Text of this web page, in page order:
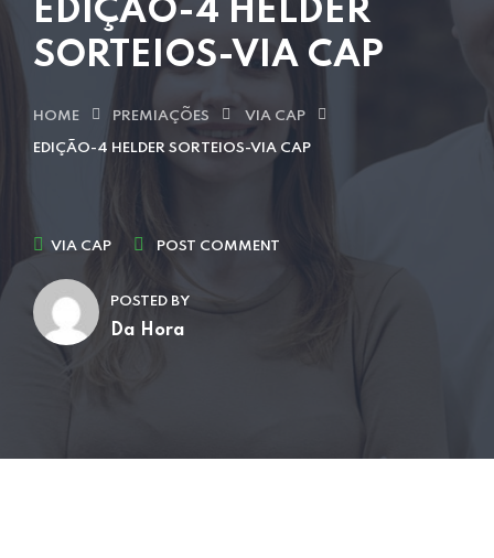
EDIÇÃO-4 HELDER
SORTEIOS-VIA CAP
HOME PREMIAÇÕES VIA CAP
EDIÇÃO-4 HELDER SORTEIOS-VIA CAP
VIA CAP POST COMMENT
POSTED BY
Da Hora